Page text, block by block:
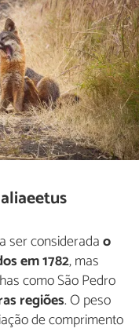
ser consideradao
em 1782, mas
como São Pedro
regiões. O peso
de comprimento